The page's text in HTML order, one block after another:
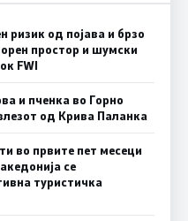
ризик од појава и брзо
простор и шумски
FWI
и пченка во Горно
од Крива Паланка
во првите пет месеци
се
туристичка